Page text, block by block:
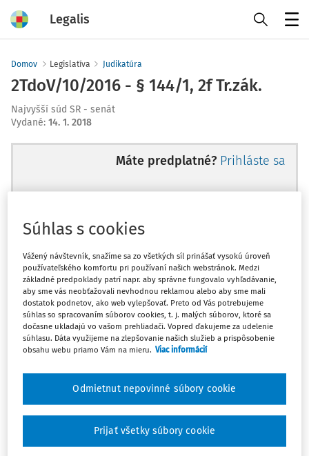
Legalis
Domov Legislatíva Judikatúra
2TdoV/10/2016 - § 144/1, 2f Tr.zák.
Najvyšší súd SR - senát
Vydané: 14. 1. 2018
Máte predplatné? Prihláste sa
Ups, zatiaľ ste si prečítali len
začiatok...
Celý odborný obsah z tejto oblasti je
dostupný predplatiteľom portálu.
obsahu a získajte prístup na 10 dní
zdarma, stačí sa len zaregistrovať.
Vďaka registrácii získate prístup aj k
vybranému obsahu:
Súhlas s cookies
Vážený návštevník, snažíme sa zo všetkých síl prinášať vysokú úroveň
používateľského komfortu pri používaní našich webstránok. Medzi
základné predpoklady patrí napr. aby správne fungovalo vyhľadávanie,
aby sme vás neobťažovali nevhodnou reklamou alebo aby sme mali
dostatok podnetov, ako web vylepšovať. Preto od Vás potrebujeme
súhlas so spracovaním súborov cookies, t. j. malých súborov, ktoré sa
dočasne ukladajú vo vašom prehliadači. Vopred ďakujeme za udelenie
súhlasu. Dáta využijeme na zlepšovanie našich služieb a prispôsobenie
obsahu webu priamo Vám na mieru. Viac informácií
Odmietnut nepovinné súbory cookie
Prijať všetky súbory cookie